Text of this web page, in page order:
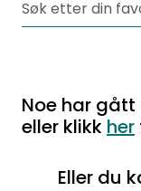
Noe har
eller klikk her
Eller du